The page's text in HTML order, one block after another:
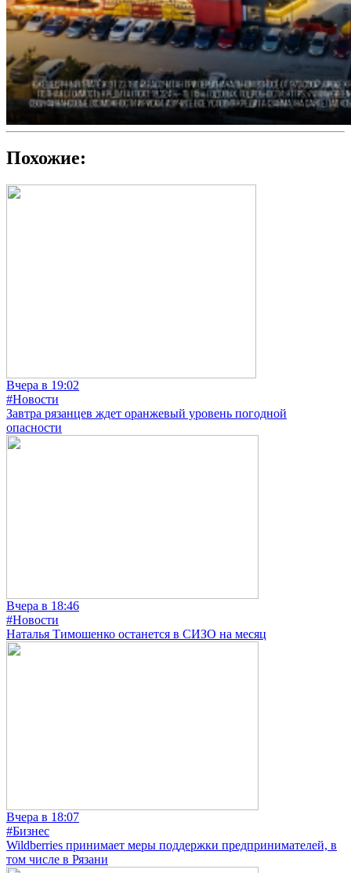
Похожие:
Вчера в 19:02
#Новости
Завтра рязанцев ждет оранжевый уровень погодной
опасности
Вчера в 18:46
#Новости
Наталья Тимошенко останется в СИЗО на месяц
Вчера в 18:07
#Бизнес
Wildberries принимает меры поддержки предпринимателей, в
том числе в Рязани